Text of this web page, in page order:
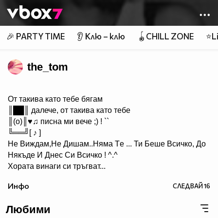
👾
🎉 PARTY TIME 👂 Клю – клю 🪀CHILL ZONE
the_tom
От такива като тебе бягам
║██║ далече, от такива като тебе
║(o)║♥♫ писна ми вече ;) ! ``
╚══╝[ ♪ ]
Не Виждам,Hе Дишам..Hяма Tе ... Ти Беше Всичко, До
Някъде И Днес Си Всичкo ! ^.^
Хората винаги си тръгват...
голяма нужда от тях!И... ако наистина цените нещо, не
случаи няма да се върне....
Инфо СЛЕДВАЙ16
Любими